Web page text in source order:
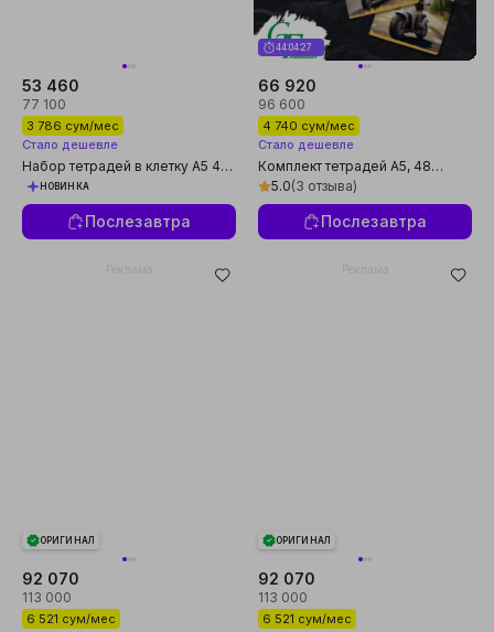
53 460
77 100
3 786 сум/мес
Стало дешевле
Набор тетрадей в клетку А5 48
листов на скобе 5 штук для
школы и офиса
НОВИНКА
Послезавтра
44:04:26
66 920
96 600
4 740 сум/мес
Стало дешевле
Комплект тетрадей А5, 48
листов, 5 шт, в клетку, для
школы и студентов, сделано в
России
5.0(3 отзыва)
Послезавтра
ОРИГИНАЛ
92 070
113 000
6 521 сум/мес
ОРИГИНАЛ
92 070
113 000
6 521 сум/мес